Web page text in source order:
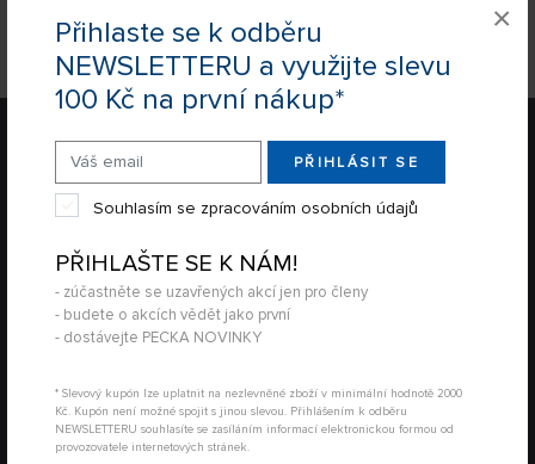
Přihlaste se k odběru
NEWSLETTERU a využijte slevu
100 Kč na první nákup*
PŘIHLÁSIT SE
Souhlasím se zpracováním osobních údajů
PŘIHLAŠTE SE K NÁM!
- zúčastněte se uzavřených akcí jen pro členy
- budete o akcích vědět jako první
- dostávejte PECKA NOVINKY
* Slevový kupón lze uplatnit na nezlevněné zboží v minimální hodnotě 2000
Kč. Kupón není možné spojit s jinou slevou. Přihlášením k odběru
NEWSLETTERU souhlasíte se zasíláním informací elektronickou formou od
provozovatele internetových stránek.
×
REGISTRACE NEWSLETTER
REGISTROVAT
Souhlasím se zpracováním osobních údajů